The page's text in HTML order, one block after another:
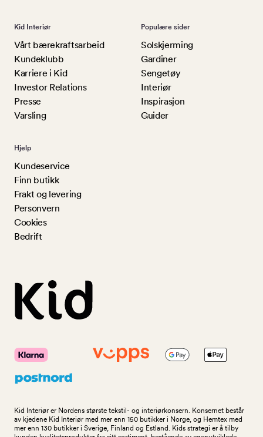
Kid Interiør
Vårt bærekraftsarbeid
Kundeklubb
Karriere i Kid
Investor Relations
Presse
Varsling
Populære sider
Solskjerming
Gardiner
Sengetøy
Interiør
Inspirasjon
Guider
Hjelp
Kundeservice
Finn butikk
Frakt og levering
Personvern
Cookies
Bedrift
Kid Interiør er Nordens største tekstil- og interiørkonsern. Konsernet består
av kjedene Kid Interiør med mer enn 150 butikker i Norge, og Hemtex med
mer enn 130 butikker i Sverige, Finland og Estland. Kids strategi er å tilby